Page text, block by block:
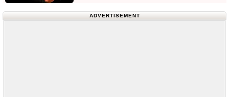
ADVERTISEMENT